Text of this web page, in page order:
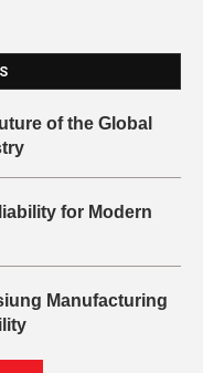
of the Global
for Modern
Manufacturing